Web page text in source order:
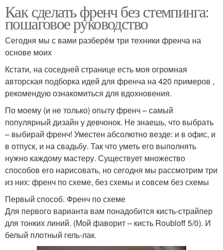
Как сделать френч без стемпинга:
пошаговое руководство
Сегодня мы с вами разберём три техники френча на
основе моих
Кстати, на соседней странице есть моя огромная
авторская подборка идей для френча на 420 примеров ,
рекомендую ознакомиться для вдохновения.
По моему (и не только) опыту френч – самый
популярный дизайн у девчонок. Не знаешь, что выбрать
– выбирай френч! Уместен абсолютно везде: и в офис, и
в отпуск, и на свадьбу. Так что уметь его выполнять
нужно каждому мастеру. Существует множество
способов его нарисовать, но сегодня мы рассмотрим три
из них: френч по схеме, без схемы и совсем без схемы
Первый способ. Френч по схеме
Для первого варианта вам понадобится кисть-страйпер
для тонких линий. (Мой фаворит – кисть Roubloff 5/0). И
белый плотный гель-лак.